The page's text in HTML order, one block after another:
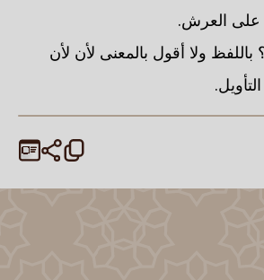
على العرش.
ولا أقول بالمعنى لأن لأن